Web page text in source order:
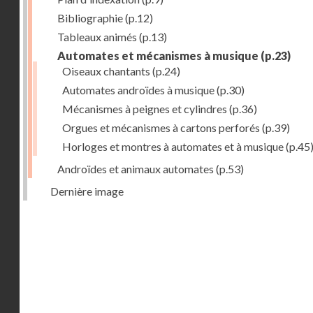
Bibliographie(p.12)
Tableaux animés (p.13)
Automates et mécanismes à musique (p.23)
Oiseaux chantants (p.24)
Automates androïdes à musique(p.30)
Mécanismes à peignes et cylindres (p.36)
Orgues et mécanismes à cartons perforés (p.39)
Horloges et montres à automates et à musique(p.45)
Androïdes et animaux automates (p.53)
Dernière image